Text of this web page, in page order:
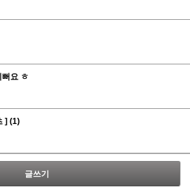
요 ㅎ
] (1)
글쓰기